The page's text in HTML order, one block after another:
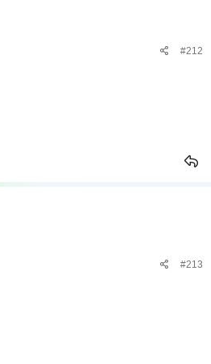
#212
#213